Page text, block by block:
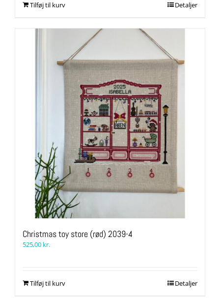
Tilføj til kurv Detaljer
Christmas toy store (rød) 2039-4
525,00 kr.
Tilføj til kurv Detaljer